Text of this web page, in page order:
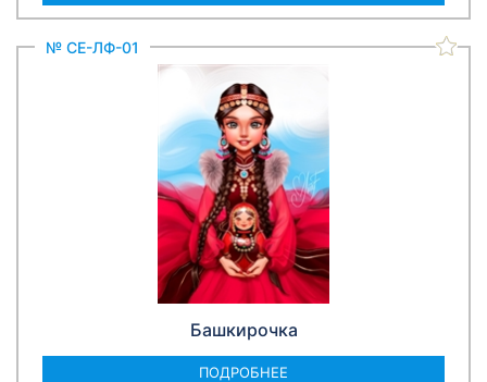
№ СЕ-ЛФ-01
Башкирочка
ПОДРОБНЕЕ